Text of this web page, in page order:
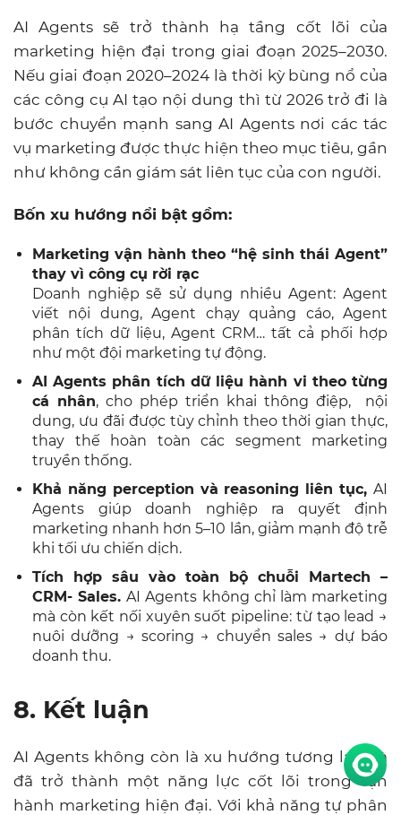
AI Agents sẽ trở thành hạ tầng cốt lõi của
marketing hiện đại trong giai đoạn 2025–2030.
Nếu giai đoạn 2020–2024 là thời kỳ bùng nổ của
các công cụ AI tạo nội dung thì từ 2026 trở đi là
bước chuyển mạnh sang AI Agents nơi các tác
vụ marketing được thực hiện theo mục tiêu, gần
như không cần giám sát liên tục của con người.
Bốn xu hướng nổi bật gồm:
Marketing vận hành theo “hệ sinh thái Agent”
thay vì công cụ rời rạc
Doanh nghiệp sẽ sử dụng nhiều Agent: Agent
viết nội dung, Agent chạy quảng cáo, Agent
phân tích dữ liệu, Agent CRM… tất cả phối hợp
như một đội marketing tự động.
AI Agents phân tích dữ liệu hành vi theo từng
cá nhân, cho phép triển khai thông điệp, nội
dung, ưu đãi được tùy chỉnh theo thời gian thực,
thay thế hoàn toàn các segment marketing
truyền thống.
Khả năng perception và reasoning liên tục, AI
Agents giúp doanh nghiệp ra quyết định
marketing nhanh hơn 5–10 lần, giảm mạnh độ trễ
khi tối ưu chiến dịch.
Tích hợp sâu vào toàn bộ chuỗi Martech –
CRM- Sales.AI Agents không chỉ làm marketing
mà còn kết nối xuyên suốt pipeline: từ tạo lead →
nuôi dưỡng → scoring → chuyển sales → dự báo
doanh thu.
8. Kết luận
AI Agents không còn là xu hướng tương lai mà
đã trở thành một năng lực cốt lõi trong vận
hành marketing hiện đại. Với khả năng tự phân